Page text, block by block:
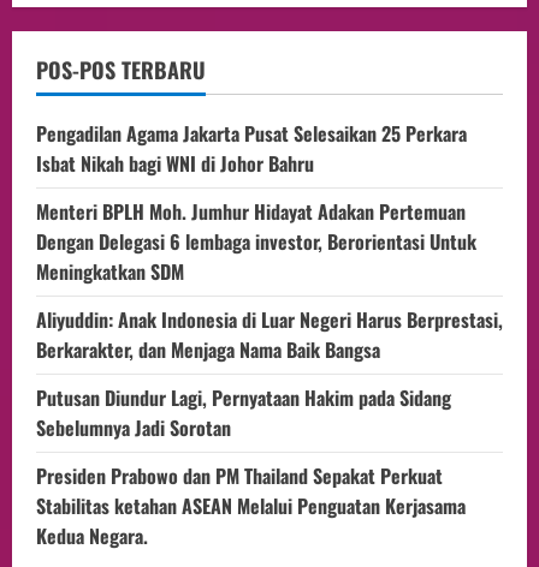
POS-POS TERBARU
Pengadilan Agama Jakarta Pusat Selesaikan 25 Perkara
Isbat Nikah bagi WNI di Johor Bahru
Menteri BPLH Moh. Jumhur Hidayat Adakan Pertemuan
Dengan Delegasi 6 lembaga investor, Berorientasi Untuk
Meningkatkan SDM
Aliyuddin: Anak Indonesia di Luar Negeri Harus Berprestasi,
Berkarakter, dan Menjaga Nama Baik Bangsa
Putusan Diundur Lagi, Pernyataan Hakim pada Sidang
Sebelumnya Jadi Sorotan
Presiden Prabowo dan PM Thailand Sepakat Perkuat
Stabilitas ketahan ASEAN Melalui Penguatan Kerjasama
Kedua Negara.